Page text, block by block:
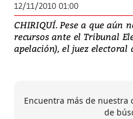
12/11/2010 01:00
CHIRIQUÍ. Pese a que aún
recursos ante el Tribunal
apelación), el juez electoral
Encuentra más de
de